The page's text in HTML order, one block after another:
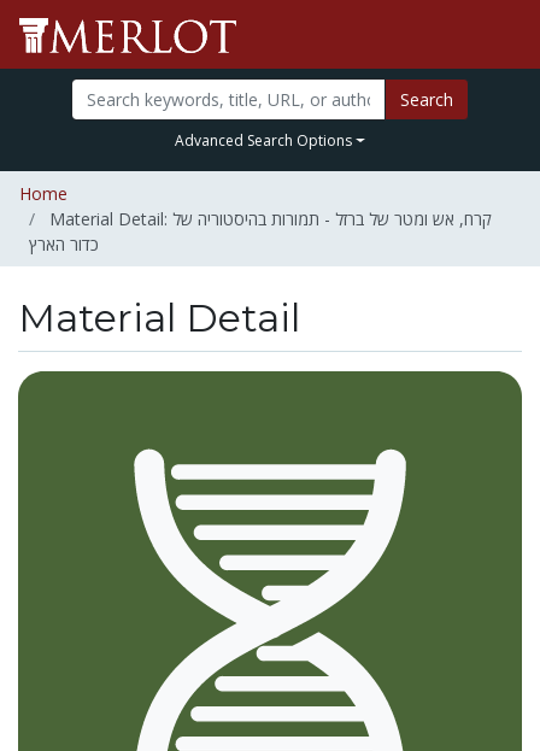
Search
Advanced Search Options
Home
Material Detail: קרח, אש ומטר של ברזל - תמורות בהיסטוריה של
כדור הארץ
Material Detail